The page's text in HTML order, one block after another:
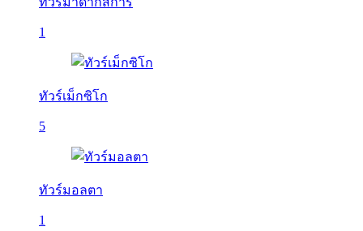
1
ทัวร์เม็กซิโก
5
ทัวร์มอลตา
1